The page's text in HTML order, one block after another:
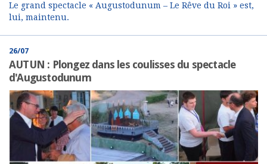
Le grand spectacle « Augustodunum – Le Rêve du Roi » est,
lui, maintenu.
26/07
AUTUN : Plongez dans les coulisses du spectacle
d'Augustodunum